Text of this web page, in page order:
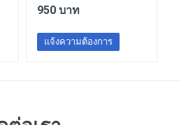
950 บาท
แจ้งความต้องการ